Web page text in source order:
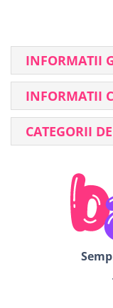
INFORMATII
INFORMATII
CATEGORII